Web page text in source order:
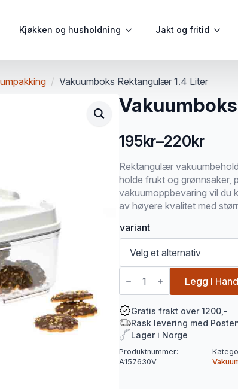
Kjøkken og husholdning Jakt og fritid
Vakuumboks Rektangulær 1.4 Liter
195kr–220kr
Prisområde:
195kr
til
220kr
Rektangulær
holde frukt og grønnsaker,
vakuumoppbevaring vil du
av høyere kvalitet med
variant
Vakuumboks
Rektangulær
1.4
antall
Legg I
Gratis frakt over 1200,-
Rask levering med
Lager i Norge
Produktnummer:
A157630V